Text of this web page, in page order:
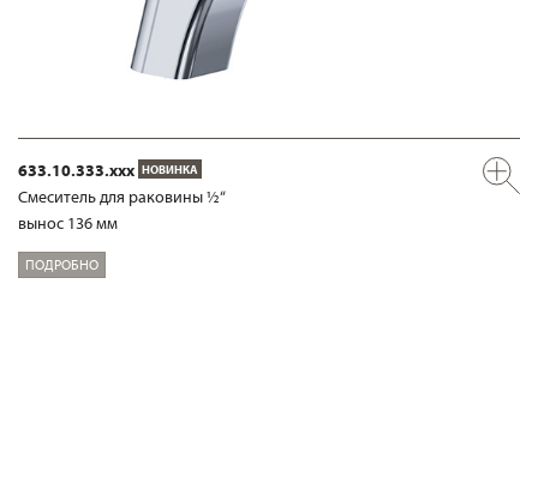
633.10.333.xxx НОВИНКА
Смеситель для раковины ½“
вынос 136 мм
ПОДРОБНО